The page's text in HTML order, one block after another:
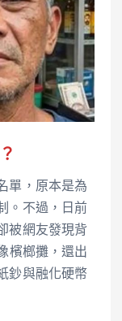
單，原本是為
。不過，日前
被網友發現背
檳榔攤，還出
鈔與融化硬幣